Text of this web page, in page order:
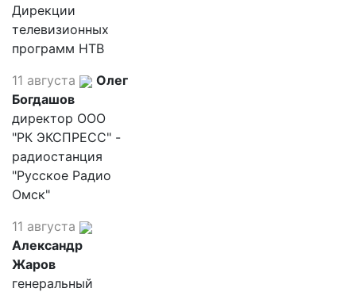
Дирекции
телевизионных
программ НТВ
11 августа
Олег
Богдашов
директор ООО
"РК ЭКСПРЕСС" -
радиостанция
"Русское Радио
Омск"
11 августа
Александр
Жаров
генеральный